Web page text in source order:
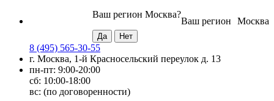
Москва
Ваш регион
Ваш регион Москва?
8 (495) 565-30-55
г. Москва, 1-й Красносельский переулок д. 13
пн-пт: 9:00-20:00
сб: 10:00-18:00
вс: (по договоренности)